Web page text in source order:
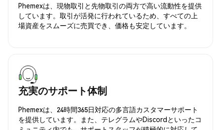
Phemexは、現物取引と先物取引の両方で高い流動性を提供
しています。取引が活発に行われているため、すべての上
場資産をスムーズに売買でき、価格も安定しています。
充実のサポート体制
Phemexは、24時間365日対応の多言語カスタマーサポート
を提供しています。また、テレグラムやDiscordといったコ